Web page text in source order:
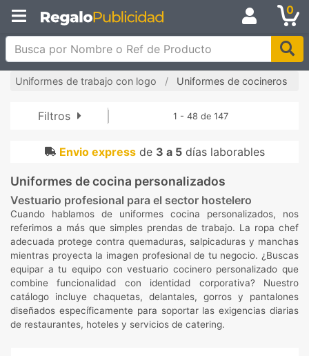
0
Busca por Nombre o Ref de Producto
Uniformes de trabajo con logo Uniformes de cocineros
Filtros 1 - 48 de 147
Envio expressde 3 a 5días laborables
Uniformes de cocina personalizados
Vestuario profesional para el sector hostelero
Cuando hablamos de uniformes cocina personalizados, nos
referimos a más que simples prendas de trabajo. La ropa chef
adecuada protege contra quemaduras, salpicaduras y manchas
mientras proyecta la imagen profesional de tu negocio. ¿Buscas
equipar a tu equipo con vestuario cocinero personalizado que
combine funcionalidad con identidad corporativa? Nuestro
catálogo incluye chaquetas, delantales, gorros y pantalones
diseñados específicamente para soportar las exigencias diarias
de restaurantes, hoteles y servicios de catering.